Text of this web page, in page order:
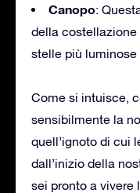
Canopo:
della costellazione
stelle più
Come si intuisce,
sensibilmente la
quell’ignoto di cui
dall’inizio della
sei pronto a vivere